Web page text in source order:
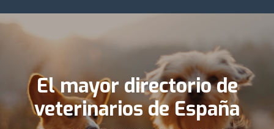
El mayor directorio de
veterinarios de España